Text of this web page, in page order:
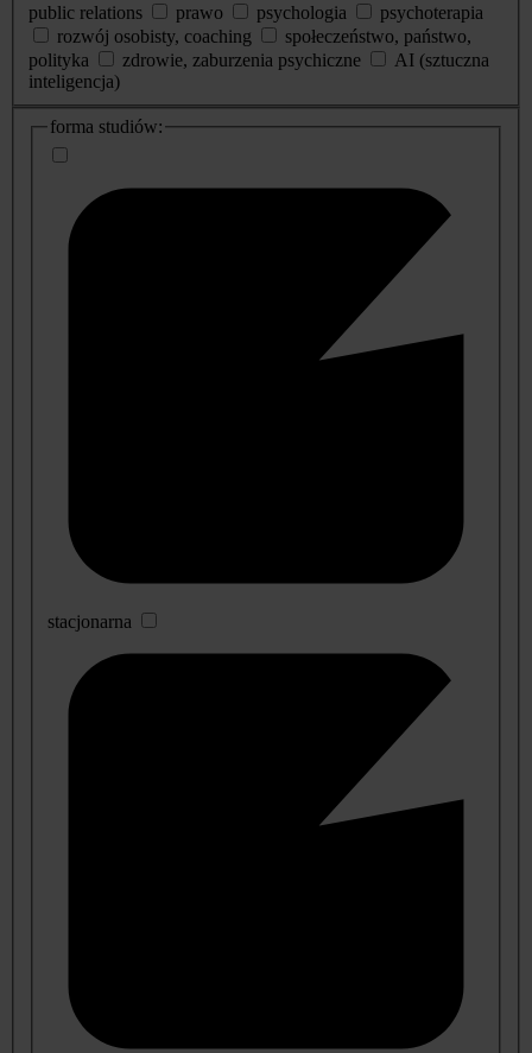
public relations
prawo psychologia
psychoterapia
rozwój osobisty, coaching
społeczeństwo, państwo,
polityka
zdrowie, zaburzenia psychiczne
AI (sztuczna
inteligencja)
dodatkowe
informacje
forma studiów:
stacjonarna